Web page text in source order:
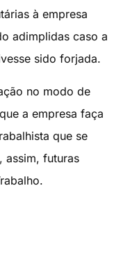
à empresa
adimplidas caso a
sido forjada.
no modo de
a empresa faça
que se
assim, futuras